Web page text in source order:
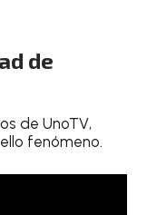
de
de UnoTV,
fenómeno.